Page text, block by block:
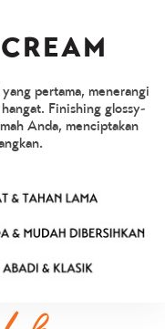
pertama, menerangi
Finishing glossy-
Anda, menciptakan
1 / 2